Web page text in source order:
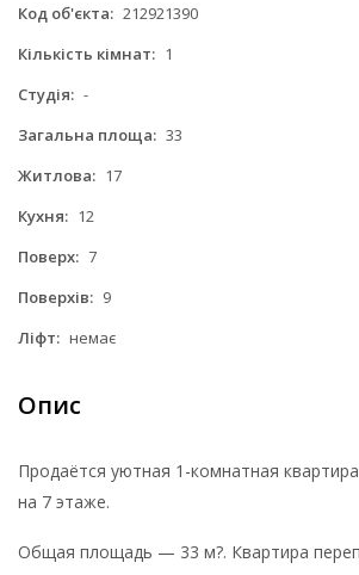
Код об'єкта: 212921390
Кількість кімнат: 1
Студія: -
Загальна площа: 33
Житлова: 17
Кухня: 12
Поверх: 7
Поверхів: 9
Ліфт: немає
Опис
Продаётся уютная 1-комнатная
на 7 этаже.
Общая площадь — 33 м?. Квартира